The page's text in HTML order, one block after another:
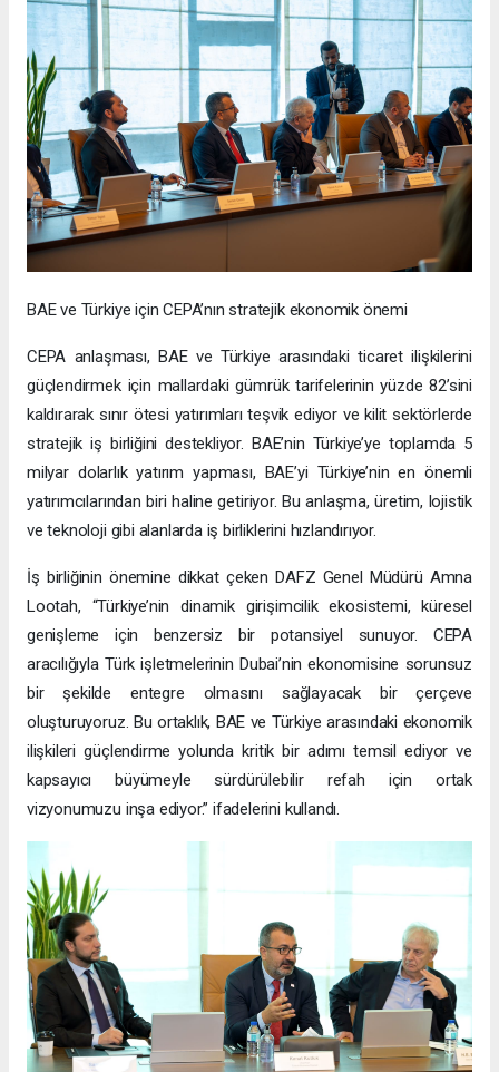
BAE ve Türkiye için CEPA’nın stratejik ekonomik önemi
CEPA anlaşması, BAE ve Türkiye arasındaki ticaret ilişkilerini
güçlendirmek için mallardaki gümrük tarifelerinin yüzde 82’sini
kaldırarak sınır ötesi yatırımları teşvik ediyor ve kilit sektörlerde
stratejik iş birliğini destekliyor. BAE’nin Türkiye’ye toplamda 5
milyar dolarlık yatırım yapması, BAE’yi Türkiye’nin en önemli
yatırımcılarından biri haline getiriyor. Bu anlaşma, üretim, lojistik
ve teknoloji gibi alanlarda iş birliklerini hızlandırıyor.
İş birliğinin önemine dikkat çeken DAFZ Genel Müdürü Amna
Lootah, “Türkiye’nin dinamik girişimcilik ekosistemi, küresel
genişleme için benzersiz bir potansiyel sunuyor. CEPA
aracılığıyla Türk işletmelerinin Dubai’nin ekonomisine sorunsuz
bir şekilde entegre olmasını sağlayacak bir çerçeve
oluşturuyoruz. Bu ortaklık, BAE ve Türkiye arasındaki ekonomik
ilişkileri güçlendirme yolunda kritik bir adımı temsil ediyor ve
kapsayıcı büyümeyle sürdürülebilir refah için ortak
vizyonumuzu inşa ediyor.” ifadelerini kullandı.